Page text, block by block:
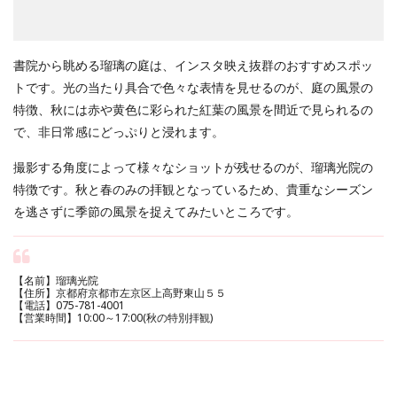
書院から眺める瑠璃の庭は、インスタ映え抜群のおすすめスポッ
トです。光の当たり具合で色々な表情を見せるのが、庭の風景の
特徴、秋には赤や黄色に彩られた紅葉の風景を間近で見られるの
で、非日常感にどっぷりと浸れます。
撮影する角度によって様々なショットが残せるのが、瑠璃光院の
特徴です。秋と春のみの拝観となっているため、貴重なシーズン
を逃さずに季節の風景を捉えてみたいところです。
【名前】瑠璃光院
【住所】京都府京都市左京区上高野東山５５
【電話】075-781-4001
【営業時間】10:00～17:00(秋の特別拝観)